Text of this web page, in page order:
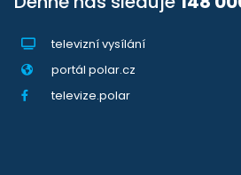
televizní vysílání
portál polar.cz
televize.polar